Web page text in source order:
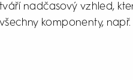
nadčasový vzhled,
komponenty,